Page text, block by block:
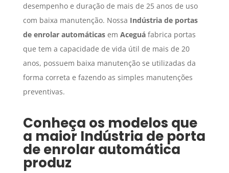
desempenho e duração de mais de 25 anos de uso
com baixa manutenção. Nossa Indústria de portas
de enrolar automáticasem Aceguáfabrica portas
que tem a capacidade de vida útil de mais de 20
anos, possuem baixa manutenção se utilizadas da
forma correta e fazendo as simples manutenções
preventivas.
Conheça os modelos que
a maior Indústria de porta
de enrolar automática
produz